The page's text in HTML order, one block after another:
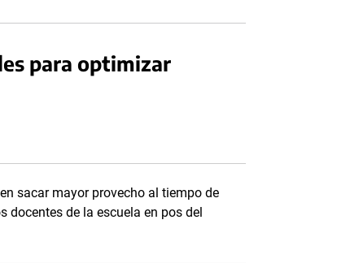
para optimizar
sacar mayor provecho al tiempo de
docentes de la escuela en pos del